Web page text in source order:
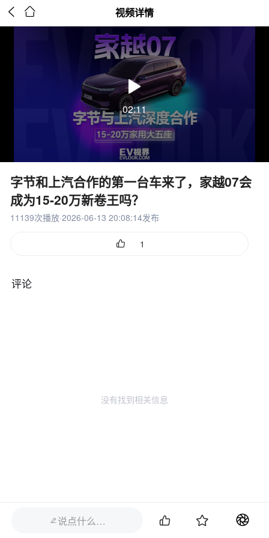
  视频详情
02:11
字节和上汽合作的第一台车来了，家越07会
成为15-20万新卷王吗？
11139次播放·2026-06-13 20:08:14发布
 1
评论
没有找到相关信息
说点什么…  